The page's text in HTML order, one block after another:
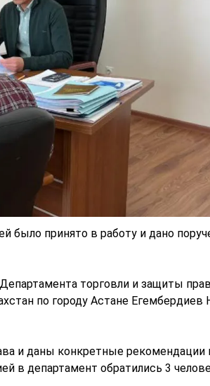
было принято в работу и дано
торговли и защиты
по городу Астане Егембердиев
и даны конкретные рекомендации
в департамент обратились 3